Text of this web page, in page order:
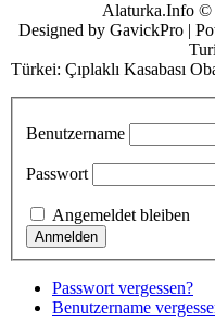
Alaturka.Info ©
Designed by GavickPro |
Türkei: Çıplaklı Kasabası
Benutzername
Passwort
Angemeldet bleiben
Passwort vergessen?
Benutzername